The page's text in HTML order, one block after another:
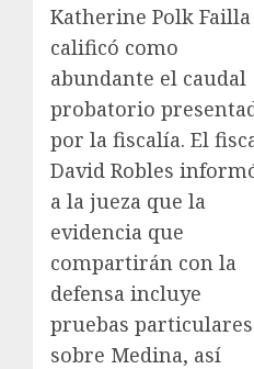
Katherine Polk Failla
calificó como
abundante el caudal
probatorio
por la fiscalía. El
David Robles
a la jueza que la
evidencia que
compartirán con la
defensa incluye
pruebas particulares
sobre Medina, así